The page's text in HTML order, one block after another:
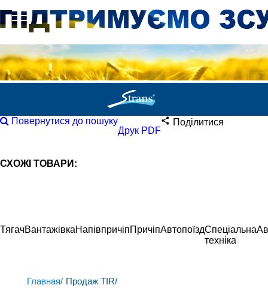
Повернутися до пошуку
Друк PDF
Поділитися
СХОЖІ ТОВАРИ:
ТягачВантажівкаНапівпричіпПричіпАвтопоїздСпеціальна
техніка
Главная/ Продаж TIR/